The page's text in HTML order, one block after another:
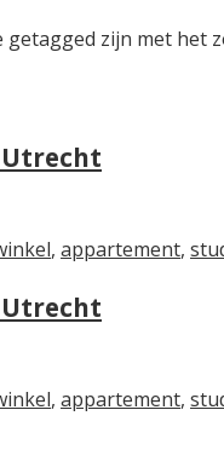
getagged zijn met het
, appartement,
, appartement,